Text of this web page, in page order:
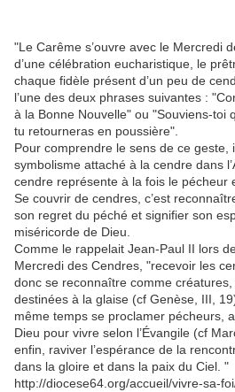
"Le Carême s’ouvre avec le Mercredi
d’une célébration eucharistique, le
chaque fidèle présent d’un peu de
l’une des deux phrases suivantes :
à la Bonne Nouvelle" ou "Souviens-toi
tu retourneras en poussière".
Pour comprendre le sens de ce geste,
symbolisme attaché à la cendre dans
cendre représente à la fois le pécheur
Se couvrir de cendres, c’est
son regret du péché et signifier son
miséricorde de Dieu.
Comme le rappelait Jean-Paul II lors
Mercredi des Cendres, "recevoir les
donc se reconnaître comme
destinées à la glaise (cf Genèse, III,
même temps se proclamer pécheurs,
Dieu pour vivre selon l’Évangile (cf
enfin, raviver l’espérance de la
dans la gloire et dans la paix du Ciel. "
http://diocese64.org/accueil/vivre-sa-